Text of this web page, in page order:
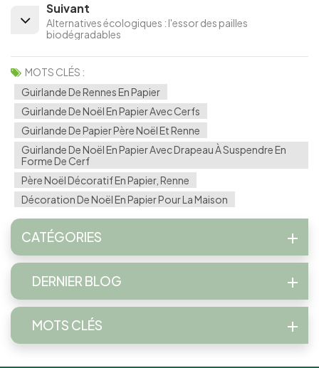
Suivant
Alternatives écologiques : l'essor des pailles
biodégradables
MOTS CLÉS :
Guirlande De Rennes En Papier
Guirlande De Noël En Papier Avec Cerfs
Guirlande De Papier Père Noël Et Renne
Guirlande De Noël En Papier Avec Drapeau À Suspendre En
Forme De Cerf
Père Noël Décoratif En Papier, Renne
Décoration De Noël En Papier Pour La Maison
CATÉGORIES
DERNIER BLOG
MOTS CLÉS